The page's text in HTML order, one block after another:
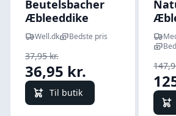
Beutelsbacher
Æbleeddike
Demeter (750 ml)
Well.dk Bedste pris
37,95 kr.
36,95 kr.
Til butik